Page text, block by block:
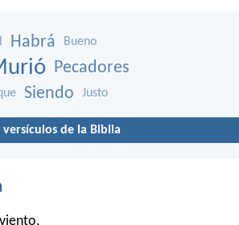
Habrá Bueno
Pecadores
Siendo Justo
versículos de la Biblia